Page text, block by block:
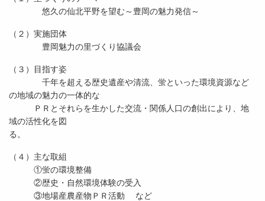
悠久の仙北平野を望む～豊岡の魅力発信～
（２）実施団体
豊岡魅力の里づくり協議会
（３）目指す姿
千年を超える歴史遺産や清流、蛍といった環境資源など
の地域の魅力の一体的な
ＰＲとそれらを生かした交流・関係人口の創出により、地
域の活性化を図
（４）主な取組
①蛍の環境整備
②歴史・自然環境体験の受入
③地場産農産物ＰＲ活動 など